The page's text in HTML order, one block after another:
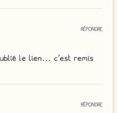
le lien… c’est remis
RÉPONDRE
RÉPONDRE